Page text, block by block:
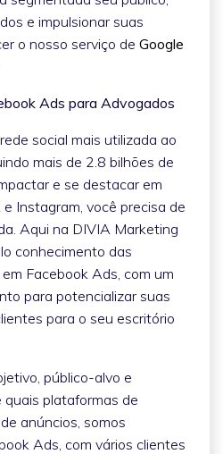
e impulsionar suas
o nosso serviço de Google
Ads para Advogados
social mais utilizada ao
mais de 2.8 bilhões de
e se destacar em
Instagram, você precisa de
Aqui na DIVIA Marketing
conhecimento das
Facebook Ads, com um
para potencializar suas
para o seu escritório
público-alvo e
plataformas de
anúncios, somos
Ads, com vários clientes